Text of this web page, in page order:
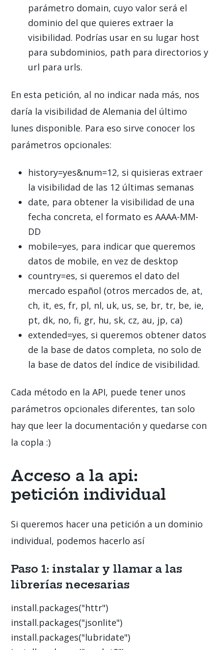
parámetro domain, cuyo valor será el
dominio del que quieres extraer la
visibilidad. Podrías usar en su lugar host
para subdominios, path para directorios y
url para urls.
En esta petición, al no indicar nada más, nos
daría la visibilidad de Alemania del último
lunes disponible. Para eso sirve conocer los
parámetros opcionales:
history=yes&num=12, si quisieras extraer
la visibilidad de las 12 últimas semanas
date, para obtener la visibilidad de una
fecha concreta, el formato es AAAA-MM-
DD
mobile=yes, para indicar que queremos
datos de mobile, en vez de desktop
country=es, si queremos el dato del
mercado español (otros mercados de, at,
ch, it, es, fr, pl, nl, uk, us, se, br, tr, be, ie,
pt, dk, no, fi, gr, hu, sk, cz, au, jp, ca)
extended=yes, si queremos obtener datos
de la base de datos completa, no solo de
la base de datos del índice de visibilidad.
Cada método en la API, puede tener unos
parámetros opcionales diferentes, tan solo
hay que leer la documentación y quedarse con
la copla :)
Acceso a la api:
petición individual
Si queremos hacer una petición a un dominio
individual, podemos hacerlo así
Paso 1: instalar y llamar a las
librerías necesarias
install.packages("httr")
install.packages("jsonlite")
install.packages("lubridate")